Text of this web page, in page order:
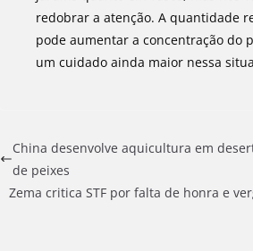
redobrar a atenção. A quantidade
pode aumentar a concentração do
um cuidado ainda maior nessa
China desenvolve aquicultura em
de peixes
Zema critica STF por falta de honra e